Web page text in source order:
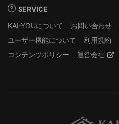
SERVICE
KAI-YOUについて
お問い合わせ
ユーザー機能について
利用規約
コンテンツポリシー
運営会社